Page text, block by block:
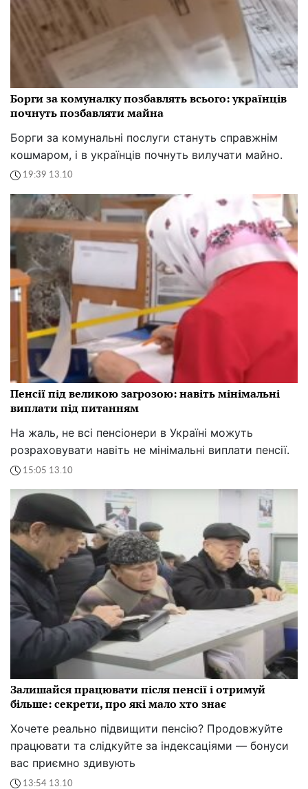
Борги за комуналку позбавлять всього: українців
почнуть позбавляти майна
Борги за комунальні послуги стануть справжнім
кошмаром, і в українців почнуть вилучати майно.
19:39 13.10
Пенсії під великою загрозою: навіть мінімальні
виплати під питанням
На жаль, не всі пенсіонери в Україні можуть
розраховувати навіть не мінімальні виплати пенсії.
15:05 13.10
Залишайся працювати після пенсії і отримуй
більше: секрети, про які мало хто знає
Хочете реально підвищити пенсію? Продовжуйте
працювати та слідкуйте за індексаціями — бонуси
вас приємно здивують
13:54 13.10